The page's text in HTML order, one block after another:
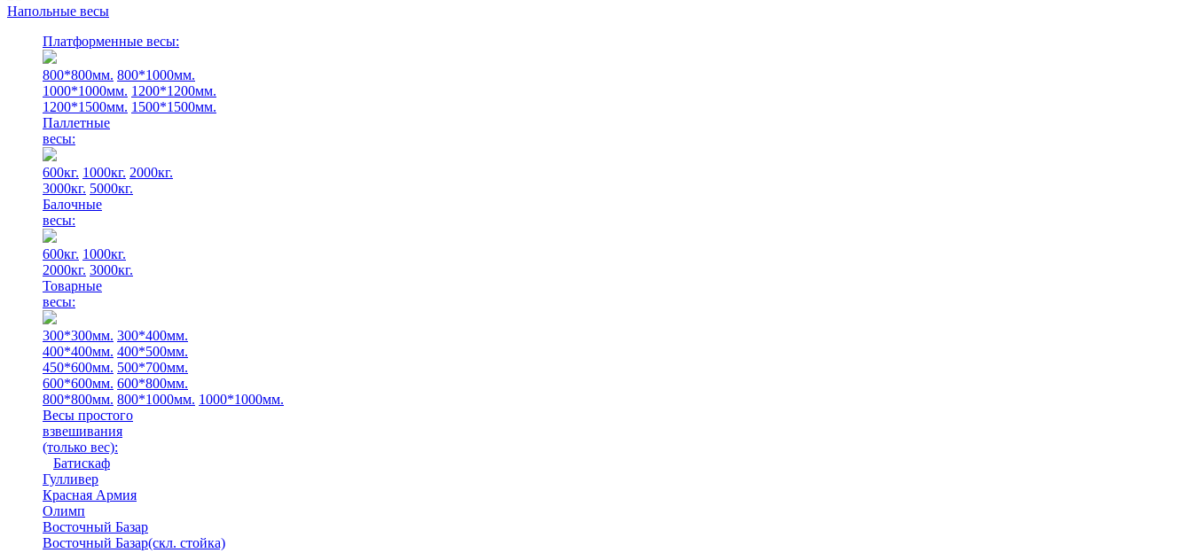
Напольные весы
Платформенные весы:
800*800мм. 800*1000мм.
1000*1000мм. 1200*1200мм.
1200*1500мм. 1500*1500мм.
Паллетные
весы:
600кг. 1000кг. 2000кг.
3000кг. 5000кг.
Балочные
весы:
600кг. 1000кг.
2000кг. 3000кг.
Товарные
весы:
300*300мм. 300*400мм.
400*400мм. 400*500мм.
450*600мм. 500*700мм.
600*600мм. 600*800мм.
800*800мм. 800*1000мм. 1000*1000мм.
Весы простого
взвешивания
(только вес):
Батискаф
Гулливер
Красная Армия
Олимп
Восточный Базар
Восточный Базар(скл. стойка)